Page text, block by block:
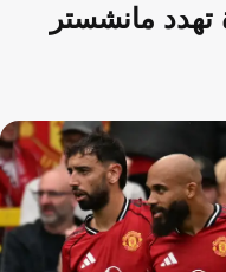
تهدد مانشستر